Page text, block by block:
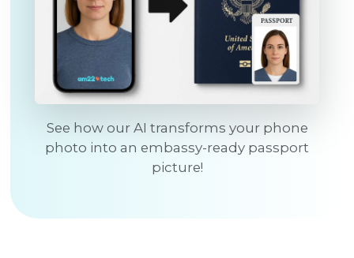
See how our AI transforms your phone
photo into an embassy-ready passport
picture!